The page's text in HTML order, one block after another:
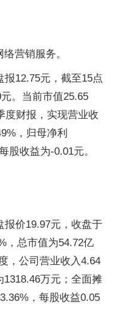
营销服务。
报12.75元，截至15点
。当前市值25.65
度财报，实现营业收
，归母净利
股收益为-0.01元。
报价19.97元，收盘于
，总市值为54.72亿
，公司营业收入4.64
万元；全面摊
，每股收益0.05